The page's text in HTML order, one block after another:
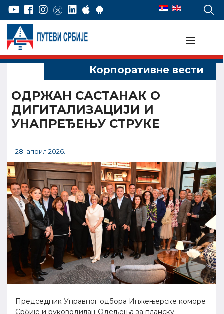
OДРЖАН САСТАНАК О
ДИГИТАЛИЗАЦИЈИ И
УНАПРЕЂЕЊУ СТРУКЕ
28. април 2026.
Председник Управног одбора Инжењерске коморе
Србије и руководилац Одељења за планску